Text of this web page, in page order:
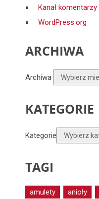
Kanał komentarzy
WordPress.org
ARCHIWA
Archiwa
KATEGORIE
Kategorie
TAGI
amulety anioły